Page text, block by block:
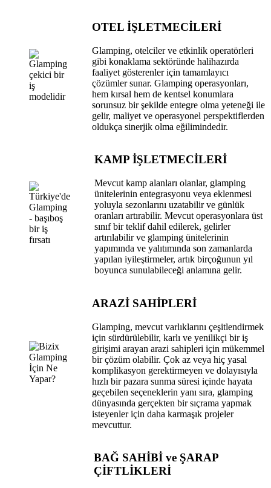
OTEL İŞLETMECİLERİ
Glamping, otelciler ve etkinlik operatörleri
gibi konaklama sektöründe halihazırda
faaliyet gösterenler için tamamlayıcı
çözümler sunar. Glamping operasyonları,
hem kırsal hem de kentsel konumlara
sorunsuz bir şekilde entegre olma yeteneği ile
gelir, maliyet ve operasyonel perspektiflerden
oldukça sinerjik olma eğilimindedir.
KAMP İŞLETMECİLERİ
Mevcut kamp alanları olanlar, glamping
ünitelerinin entegrasyonu veya eklenmesi
yoluyla sezonlarını uzatabilir ve günlük
oranları artırabilir. Mevcut operasyonlara üst
sınıf bir teklif dahil edilerek, gelirler
artırılabilir ve glamping ünitelerinin
yapımında ve yalıtımında son zamanlarda
yapılan iyileştirmeler, artık birçoğunun yıl
boyunca sunulabileceği anlamına gelir.
ARAZİ SAHİPLERİ
Glamping, mevcut varlıklarını çeşitlendirmek
için sürdürülebilir, karlı ve yenilikçi bir iş
girişimi arayan arazi sahipleri için mükemmel
bir çözüm olabilir. Çok az veya hiç yasal
komplikasyon gerektirmeyen ve dolayısıyla
hızlı bir pazara sunma süresi içinde hayata
geçebilen seçeneklerin yanı sıra, glamping
dünyasında gerçekten bir sıçrama yapmak
isteyenler için daha karmaşık projeler
mevcuttur.
BAĞ SAHİBİ ve ŞARAP
ÇİFTLİKLERİ